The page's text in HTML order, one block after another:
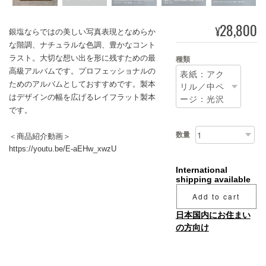
銀塩ならではの美しい写真表現となめらか
な階調、ナチュラルな色調、豊かなコント
ラスト。大切な想い出を形に残すための最
高級アルバムです。プロフェッショナルの
ためのアルバムとしておすすめです。製本
はデザインの幅を広げるレイフラット製本
です。
＜商品紹介動画＞
https://youtu.be/E-aEHw_xwzU
¥28,800
種類
数量
International
shipping available
Add to cart
日本国内にお住まい
の方向け